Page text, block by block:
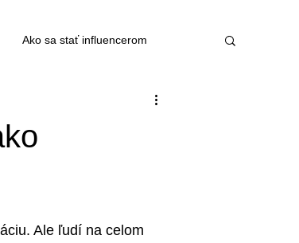
Ako sa stať influencerom
Ale ľudí na celom